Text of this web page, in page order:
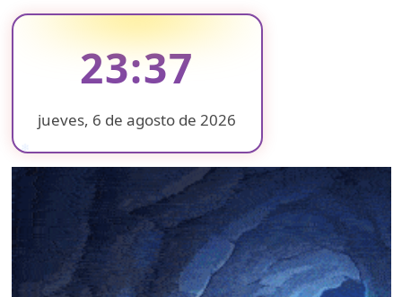
23:37
jueves, 6 de agosto de 2026
❄
❄
❄